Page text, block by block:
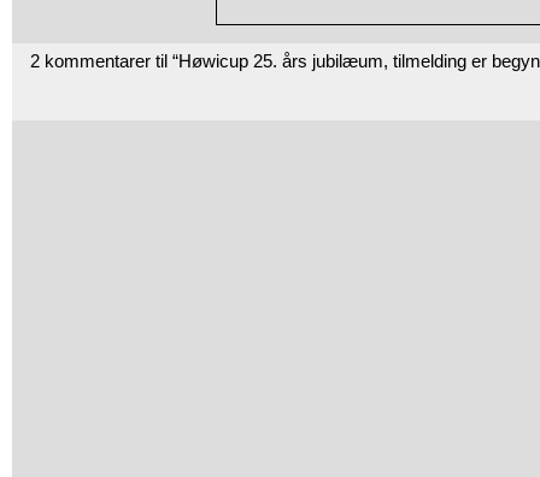
2 kommentarer til “Høwicup 25. års jubilæum, tilmelding er